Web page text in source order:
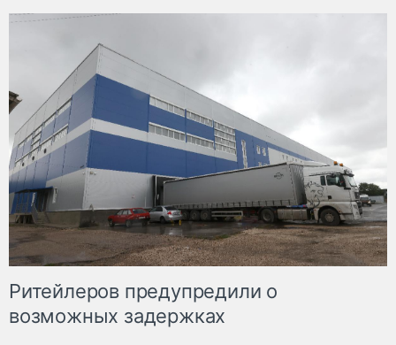
Ритейлеров предупредили о
возможных задержках